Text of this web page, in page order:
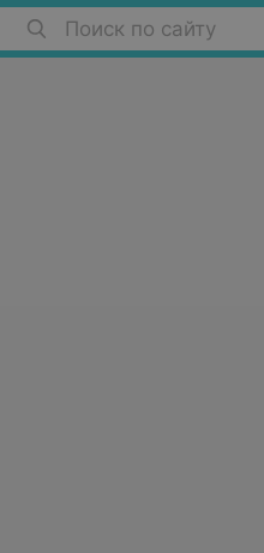
Поиск по сайту